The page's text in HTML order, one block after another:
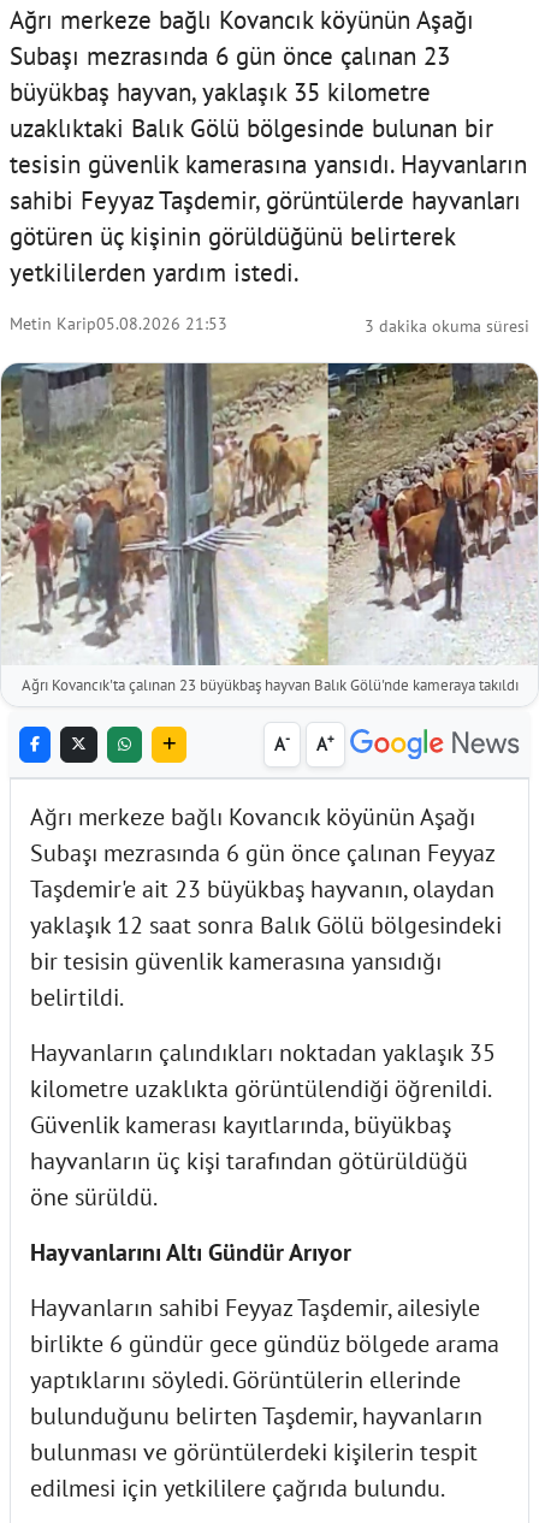
Ağrı merkeze bağlı Kovancık köyünün Aşağı
Subaşı mezrasında 6 gün önce çalınan 23
büyükbaş hayvan, yaklaşık 35 kilometre
uzaklıktaki Balık Gölü bölgesinde bulunan bir
tesisin güvenlik kamerasına yansıdı. Hayvanların
sahibi Feyyaz Taşdemir, görüntülerde hayvanları
götüren üç kişinin görüldüğünü belirterek
yetkililerden yardım istedi.
Metin Karip05.08.2026 21:53 3 dakika okuma süresi
Ağrı Kovancık'ta çalınan 23 büyükbaş hayvan Balık Gölü'nde kameraya takıldı
A- A+
Ağrı merkeze bağlı Kovancık köyünün Aşağı
Subaşı mezrasında 6 gün önce çalınan Feyyaz
Taşdemir'e ait 23 büyükbaş hayvanın, olaydan
yaklaşık 12 saat sonra Balık Gölü bölgesindeki
bir tesisin güvenlik kamerasına yansıdığı
belirtildi.
Hayvanların çalındıkları noktadan yaklaşık 35
kilometre uzaklıkta görüntülendiği öğrenildi.
Güvenlik kamerası kayıtlarında, büyükbaş
hayvanların üç kişi tarafından götürüldüğü
öne sürüldü.
Hayvanlarını Altı Gündür Arıyor
Hayvanların sahibi Feyyaz Taşdemir, ailesiyle
birlikte 6 gündür gece gündüz bölgede arama
yaptıklarını söyledi. Görüntülerin ellerinde
bulunduğunu belirten Taşdemir, hayvanların
bulunması ve görüntülerdeki kişilerin tespit
edilmesi için yetkililere çağrıda bulundu.